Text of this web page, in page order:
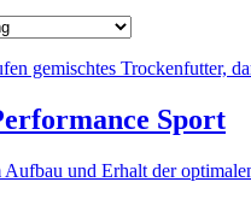
Sport
und Erhalt der